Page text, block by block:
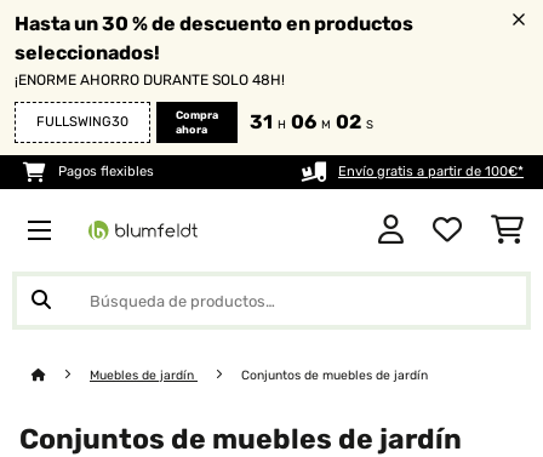
Hasta un 30 % de descuento en productos
seleccionados!
¡ENORME AHORRO DURANTE SOLO 48H!
FULLSWING30
Compra
ahora
31 H 06 M 01 S
Pagos flexibles Envío gratis a partir de 100€*
Muebles de jardín Conjuntos de muebles de jardín
Conjuntos de muebles de jardín